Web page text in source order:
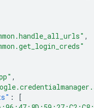
,
,
:
[